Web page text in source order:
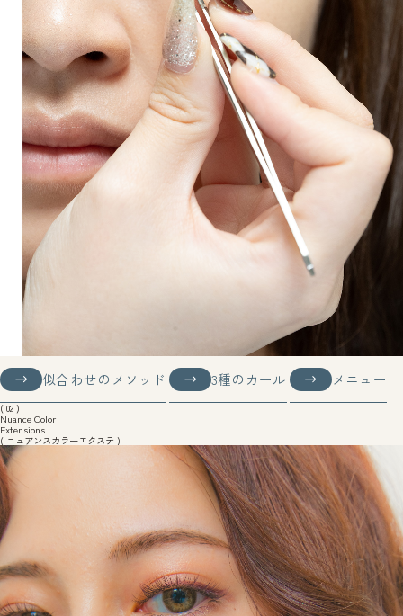
似合わせのメソッド 3種のカール メニュー
( 02 )
Nuance Color
Extensions
( ニュアンスカラーエクステ )